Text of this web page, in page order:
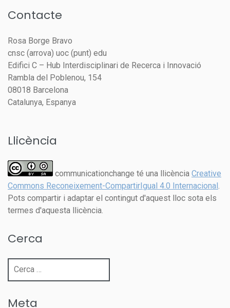
Contacte
Rosa Borge Bravo
cnsc (arrova) uoc (punt) edu
Edifici C – Hub Interdisciplinari de Recerca i Innovació
Rambla del Poblenou, 154
08018 Barcelona
Catalunya, Espanya
Llicència
communicationchange té una llicència Creative
Commons Reconeixement-CompartirIgual 4.0 Internacional
Pots compartir i adaptar el contingut d'aquest lloc sota els
termes d'aquesta llicència.
Cerca
Meta